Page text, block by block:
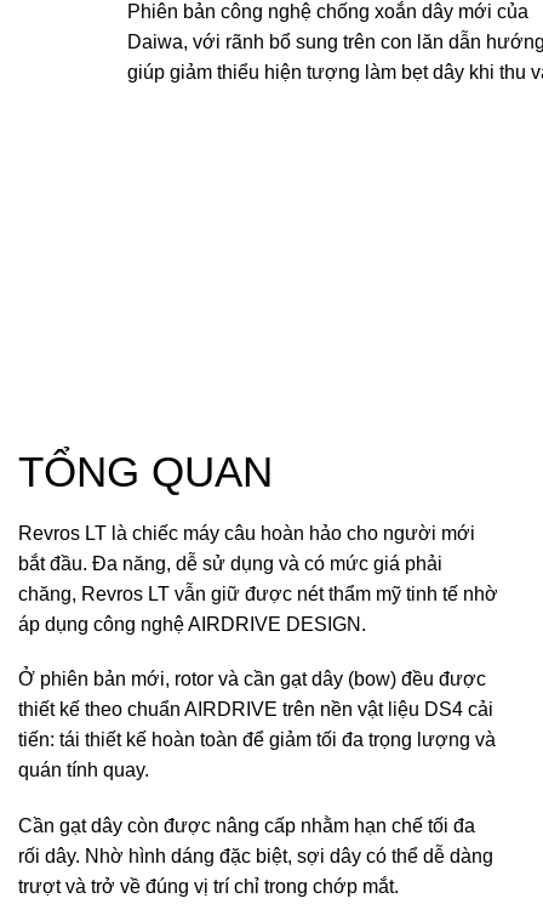
Phiên bản công nghệ chống xoắn dây mới của
Daiwa, với rãnh bổ sung trên con lăn dẫn
giúp giảm thiểu hiện tượng làm bẹt dây khi thu
TỔNG QUAN
Revros LT là chiếc máy câu hoàn hảo cho người mới
bắt đầu. Đa năng, dễ sử dụng và có mức giá phải
chăng, Revros LT vẫn giữ được nét thẩm mỹ tinh tế nhờ
áp dụng công nghệ AIRDRIVE DESIGN.
Ở phiên bản mới, rotor và cần gạt dây (bow) đều được
thiết kế theo chuẩn AIRDRIVE trên nền vật liệu DS4 cải
tiến: tái thiết kế hoàn toàn để giảm tối đa trọng lượng và
quán tính quay.
Cần gạt dây còn được nâng cấp nhằm hạn chế tối đa
rối dây. Nhờ hình dáng đặc biệt, sợi dây có thể dễ dàng
trượt và trở về đúng vị trí chỉ trong chớp mắt.